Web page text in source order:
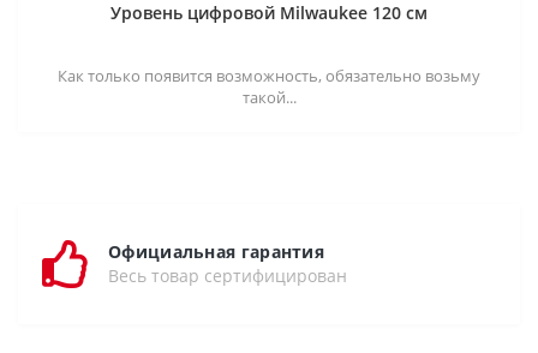
Уровень цифровой Milwaukee 120 см
Как только появится возможность, обязательно возьму
такой...
Официальная гарантия
Весь товар сертифицирован